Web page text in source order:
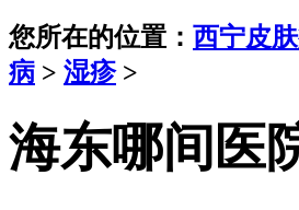
您所在的位置： 西宁皮
病 > 湿疹>
海东哪间医